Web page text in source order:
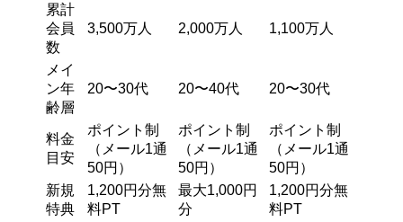
累計
会員
数
3,500万人 2,000万人 1,100万人
メイ
ン年
齢層
20〜30代 20〜40代 20〜30代
料金
目安
ポイント制
（メール1通
50円）
ポイント制
（メール1通
50円）
ポイント制
（メール1通
50円）
新規
特典
1,200円分無
料PT
最大1,000円
分
1,200円分無
料PT